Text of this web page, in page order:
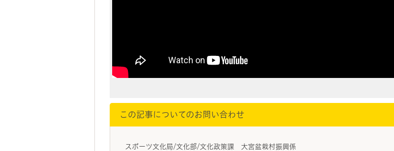
この記事についてのお問い合わせ
スポーツ文化局/文化部/文化政策課 大宮盆栽村振興係